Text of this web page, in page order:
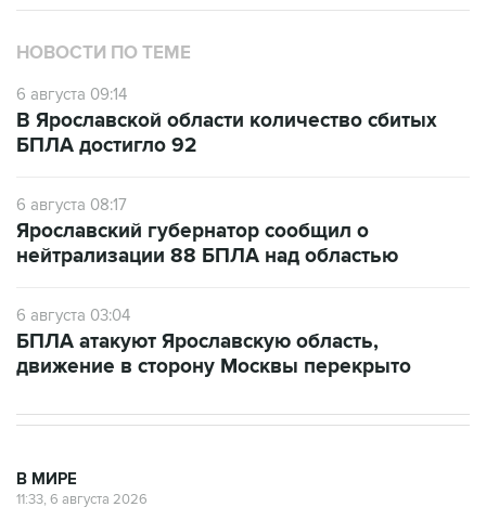
НОВОСТИ ПО ТЕМЕ
6 августа 09:14
В Ярославской области количество сбитых
БПЛА достигло 92
6 августа 08:17
Ярославский губернатор сообщил о
нейтрализации 88 БПЛА над областью
6 августа 03:04
БПЛА атакуют Ярославскую область,
движение в сторону Москвы перекрыто
В МИРЕ
11:33, 6 августа 2026